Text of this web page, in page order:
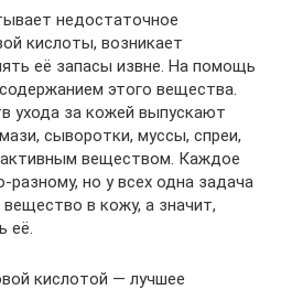
недостаточное
кислоты, возникает
её запасы извне. На помощь
этого вещества.
ухода за кожей выпускают
сыворотки, муссы, спреи,
веществом. Каждое
но у всех одна задача
в кожу, а значит,
её.
кислотой — лучшее